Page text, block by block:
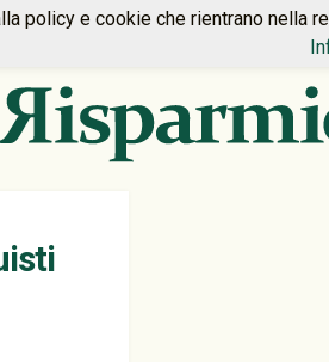
policy e cookie che rientrano nella